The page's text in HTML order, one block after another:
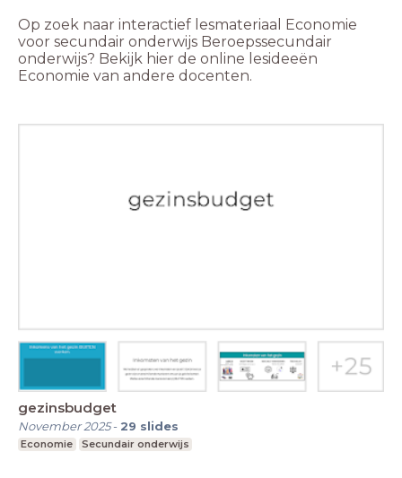
Op zoek naar interactief lesmateriaal Economie
voor secundair onderwijs Beroepssecundair
onderwijs? Bekijk hier de online lesideeën
Economie van andere docenten.
gezinsbudget
November 2025- 29 slides
Economie Secundair onderwijs